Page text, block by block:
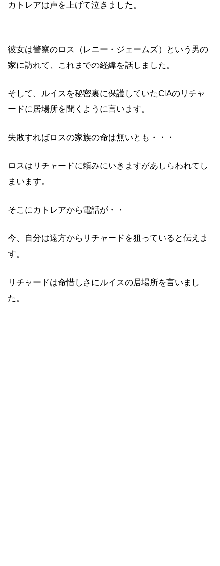
カトレアは声を上げて泣きました。
彼女は警察のロス（レニー・ジェームズ）という男の
家に訪れて、これまでの経緯を話しました。
そして、ルイスを秘密裏に保護していたCIAのリチャ
ードに居場所を聞くように言います。
失敗すればロスの家族の命は無いとも・・・
ロスはリチャードに頼みにいきますがあしらわれてし
まいます。
そこにカトレアから電話が・・
今、自分は遠方からリチャードを狙っていると伝えま
す。
リチャードは命惜しさにルイスの居場所を言いまし
た。